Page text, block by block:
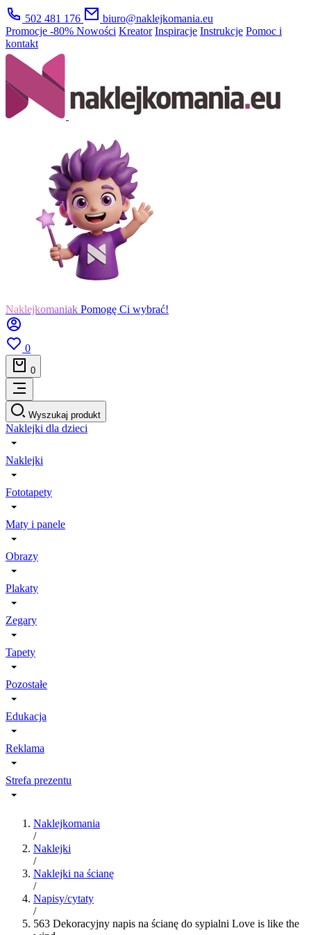
502 481 176
biuro@naklejkomania.eu
Promocje -80% Nowości Kreator Inspiracje Instrukcje Pomoc i
kontakt
Naklejkomaniak Pomogę Ci wybrać!
0
0
Wyszukaj produkt
Naklejki dla dzieci
Naklejki
Fototapety
Maty i panele
Obrazy
Plakaty
Zegary
Tapety
Pozostałe
Edukacja
Reklama
Strefa prezentu
Naklejkomania
/
Naklejki
/
Naklejki na ścianę
/
Napisy/cytaty
/
563 Dekoracyjny napis na ścianę do sypialni Love is like the